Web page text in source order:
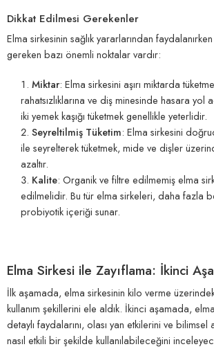
Dikkat Edilmesi Gerekenler
Elma sirkesinin sağlık yararlarından
gereken bazı önemli noktalar vardır:
Miktar: Elma sirkesini aşırı miktarda
rahatsızlıklarına ve diş minesinde hasara
iki yemek kaşığı tüketmek genellikle yeterlidir.
Seyreltilmiş Tüketim: Elma sirkesini
ile seyrelterek tüketmek, mide ve dişler
azaltır.
Kalite: Organik ve filtre edilmemiş elma
edilmelidir. Bu tür elma sirkeleri, daha fazla
probiyotik içeriği sunar.
Elma Sirkesi ile Zayıflama: İkinci
İlk aşamada, elma sirkesinin kilo verme
kullanım şekillerini ele aldık. İkinci aşamada,
detaylı faydalarını, olası yan etkilerini ve bilimsel
nasıl etkili bir şekilde kullanılabileceğini